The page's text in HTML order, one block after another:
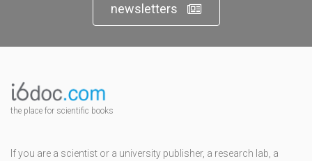
newsletters
the place for scientific books
If you are a scientist or a university publisher, a research lab, a